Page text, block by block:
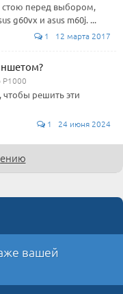
стою перед выбором,
g60vx и asus m60j. ...
1 12 марта 2017
P1000
чтобы решить эти
1 24 июня 2024
вашей